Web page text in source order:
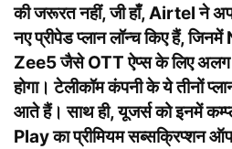
की जरूरत नहीं, जी हाँ, Airtel ने
नए प्रीपेड प्लान लॉन्च किए हैं,
Zee5 जैसे OTT ऐप्स के लिए अलग
होगा। टेलीकॉम कंपनी के ये तीनों
आते हैं। साथ ही, यूजर्स को इनमें
Play का प्रीमियम सब्सक्रिप्शन